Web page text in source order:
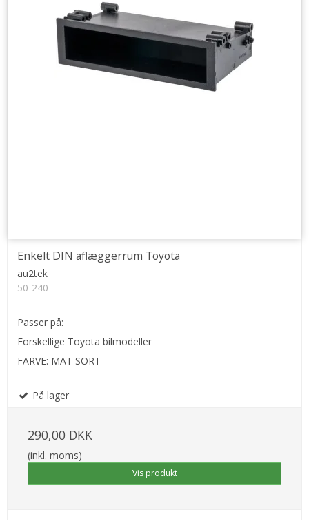
Enkelt DIN aflæggerrum Toyota
au2tek
50-240
Passer på:
Forskellige Toyota bilmodeller
FARVE: MAT SORT
På lager
290,00 DKK
(inkl. moms)
Vis produkt